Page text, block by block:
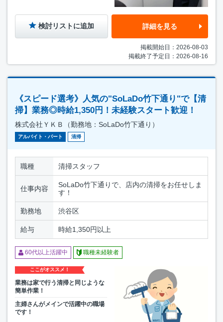
検討リストに追加 詳細を見る
掲載開始日：2026-08-03
掲載終了予定日：2026-08-16
《スピード選考》人気の"SoLaDo竹下通り"で【清
掃】業務◎時給1,350円！未経験スタート歓迎！
株式会社ＹＫＢ（勤務地：SoLaDo竹下通り）
アルバイト・パート 清掃
職種 清掃スタッフ
仕事内容
SoLaDo竹下通りで、店内の清掃をお任せしま
す！
勤務地 渋谷区
給与 時給1,350円以上
60代以上活躍中 職種未経験者
ここがオススメ！
業務は家で行う清掃と同じような
簡単作業！
主婦さんがメインで活躍中の職場
です！